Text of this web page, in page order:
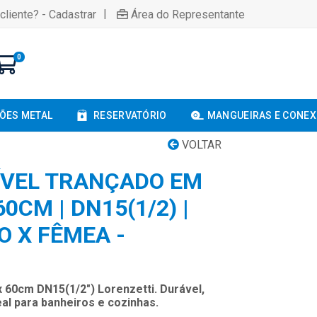
- Cadastrar | Área do Representante
0
METAL RESERVATÓRIO MANGUEIRAS E
VOLTAR
TRANÇADO EM
| DN15(1/2) |
X FÊMEA -
60cm DN15(1/2") Lorenzetti. Durável,
para banheiros e cozinhas.